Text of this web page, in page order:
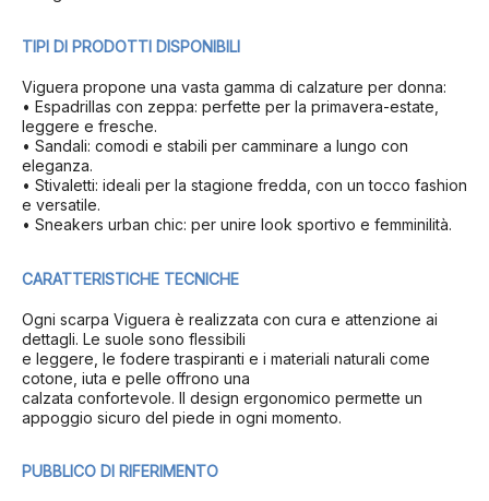
TIPI DI PRODOTTI DISPONIBILI
Viguera propone una vasta gamma di calzature per donna:
• Espadrillas con zeppa: perfette per la primavera-estate,
leggere e fresche.
• Sandali: comodi e stabili per camminare a lungo con
eleganza.
• Stivaletti: ideali per la stagione fredda, con un tocco fashion
e versatile.
• Sneakers urban chic: per unire look sportivo e femminilità.
CARATTERISTICHE TECNICHE
Ogni scarpa Viguera è realizzata con cura e attenzione ai
dettagli. Le suole sono flessibili
e leggere, le fodere traspiranti e i materiali naturali come
cotone, iuta e pelle offrono una
calzata confortevole. Il design ergonomico permette un
appoggio sicuro del piede in ogni momento.
PUBBLICO DI RIFERIMENTO